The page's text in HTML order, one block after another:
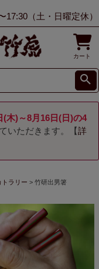
17:30（土・日曜定休）
カート
(木)～8月16日(日)の4
いただきます。【詳
ラリー 竹研出男箸